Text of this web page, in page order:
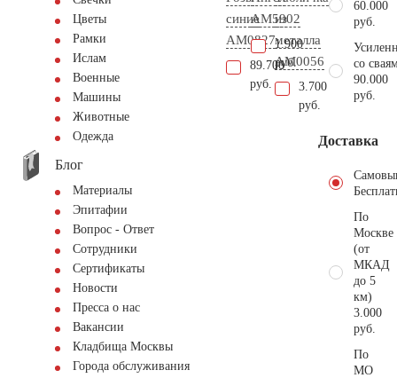
Цветы
Рамки
Ислам
Военные
Машины
Животные
Одежда
Блог
Материалы
Эпитафии
Вопрос - Ответ
Сотрудники
Сертификаты
Новости
Пресса о нас
Вакансии
Кладбища Москвы
Города обслуживания
синие
AM0827
89.700
руб.
AM5902
1.900
руб.
из
металла
AM0056
3.700
руб.
60.000
руб.
со
90.000
руб.
Доставка
По
Москве
(от
МКАД
до 5
км)
3.000
руб.
По
МО